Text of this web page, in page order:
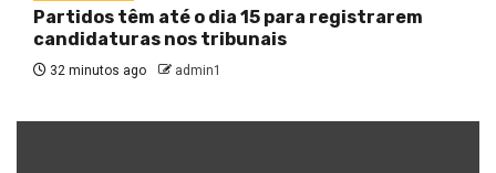
Partidos têm até o dia 15 para registrarem
candidaturas nos tribunais
32 minutos ago admin1